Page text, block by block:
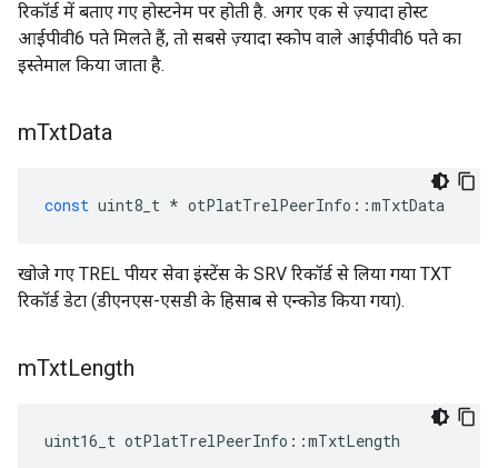
रिकॉर्ड में बताए गए होस्टनेम पर होती है. अगर एक से ज़्यादा होस्ट
आईपीवी6 पते मिलते हैं, तो सबसे ज़्यादा स्कोप वाले आईपीवी6 पते का
इस्तेमाल किया जाता है.
mTxtData
const uint8_t * otPlatTrelPeerInfo ::mTxtData
खोजे गए TREL पीयर सेवा इंस्टेंस के SRV रिकॉर्ड से लिया गया TXT
रिकॉर्ड डेटा (डीएनएस-एसडी के हिसाब से एन्कोड किया गया).
mTxtLength
uint16_t otPlatTrelPeerInfo ::mTxtLength